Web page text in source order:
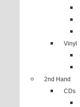
Vinyl
2nd Hand
CDs